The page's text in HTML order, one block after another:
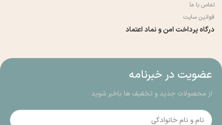
تماس با ما
قوانین سایت
درگاه پرداخت امن و نماد اعتماد
عضویت در خبرنامه
از محصولات جدید و تخفیف ها باخبر شوید